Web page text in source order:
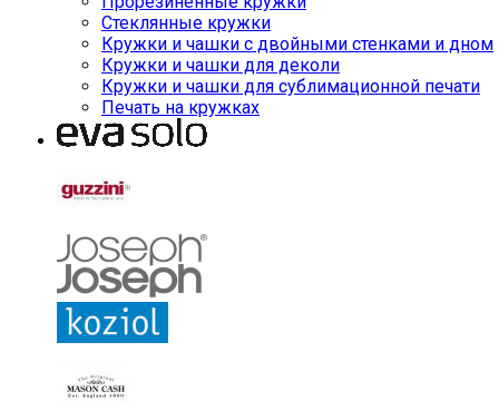
Стеклянные кружки
Кружки и чашки с двойными стенками и дном
Кружки и чашки для деколи
Кружки и чашки для сублимационной печати
Печать на кружках